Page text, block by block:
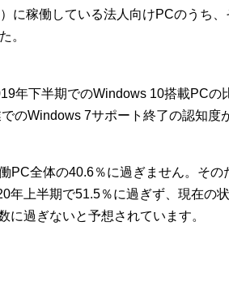
に稼働している法人向けPCのうち
。
年下半期でのWindows 10搭載PCの
のWindows 7サポート終了の認知度
PC全体の40.6％に過ぎません。その
上半期で51.5％に過ぎず、現在の
過ぎないと予想されています。